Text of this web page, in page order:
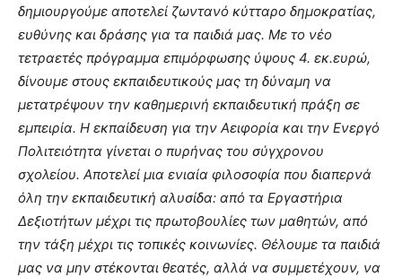
δημιουργούμε αποτελεί ζωντανό κύτταρο δημοκρατίας,
ευθύνης και δράσης για τα παιδιά μας. Με το νέο
τετραετές πρόγραμμα επιμόρφωσης ύψους 4. εκ.ευρώ,
δίνουμε στους εκπαιδευτικούς μας τη δύναμη να
μετατρέψουν την καθημερινή εκπαιδευτική πράξη σε
εμπειρία. Η εκπαίδευση για την Αειφορία και την Ενεργό
Πολιτειότητα γίνεται ο πυρήνας του σύγχρονου
σχολείου. Αποτελεί μια ενιαία φιλοσοφία που διαπερνά
όλη την εκπαιδευτική αλυσίδα: από τα Εργαστήρια
Δεξιοτήτων μέχρι τις πρωτοβουλίες των μαθητών, από
την τάξη μέχρι τις τοπικές κοινωνίες. Θέλουμε τα παιδιά
μας να μην στέκονται θεατές, αλλά να συμμετέχουν, να